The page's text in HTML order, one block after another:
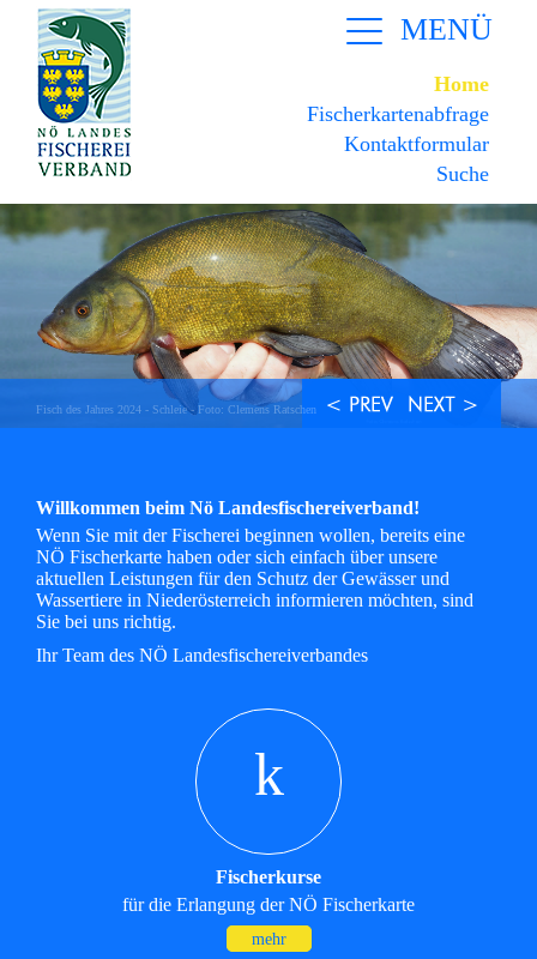
MENÜ
Home
Fischerkartenabfrage
Kontaktformular
Suche
Willkommen beim Nö Landesfischereiverband!
Wenn Sie mit der Fischerei beginnen wollen, bereits eine
NÖ Fischerkarte haben oder sich einfach über unsere
aktuellen Leistungen für den Schutz der Gewässer und
Wassertiere in Niederösterreich informieren möchten, sind
Sie bei uns richtig.
Ihr Team des NÖ Landesfischereiverbandes
k
Fischerkurse
für die Erlangung der NÖ Fischerkarte
mehr